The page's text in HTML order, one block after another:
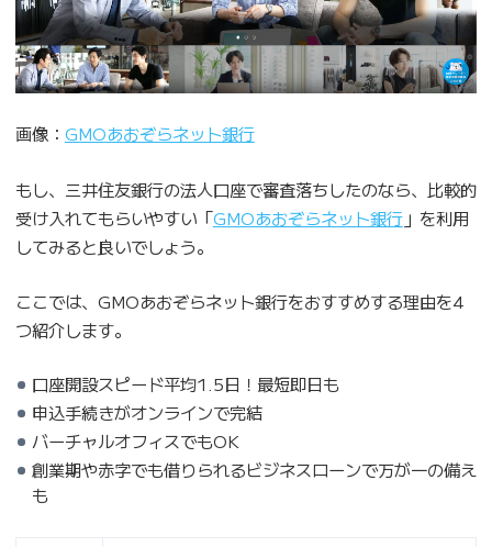
画像： GMOあおぞらネット銀行
もし、三井住友銀行の法人口座で審査落ちしたのなら、比較的
受け入れてもらいやすい「GMOあおぞらネット銀行」を利用
してみると良いでしょう。
ここでは、GMOあおぞらネット銀行をおすすめする理由を4
つ紹介します。
口座開設スピード平均1.5日！最短即日も
申込手続きがオンラインで完結
バーチャルオフィスでもOK
創業期や赤字でも借りられるビジネスローンで万が一の備え
も